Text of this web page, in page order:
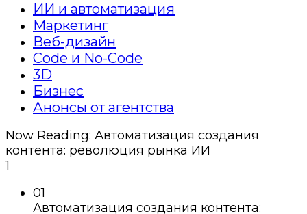
ИИ и автоматизация
Маркетинг
Веб-дизайн
Code и No-Code
3D
Бизнес
Анонсы от агентства
Now Reading: Автоматизация создания
контента: революция рынка ИИ
1
01
Автоматизация создания контента: